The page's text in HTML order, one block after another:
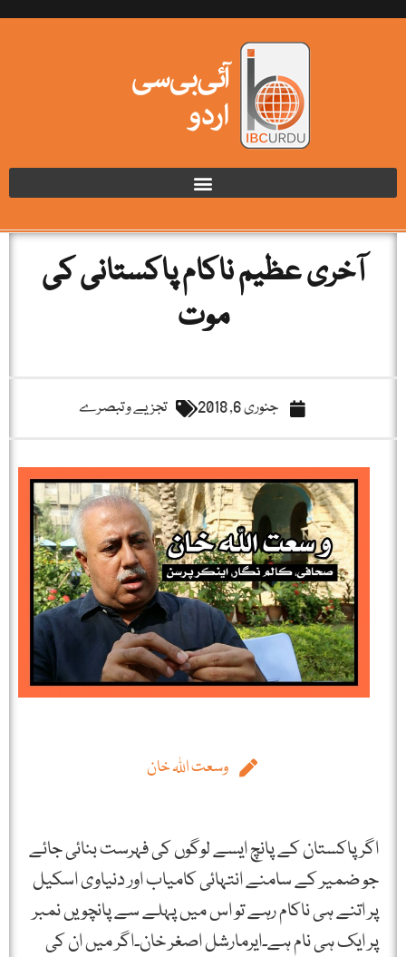
آخری عظیم ناکام پاکستانی کی
موت
جنوری 6, 2018 تجزیے و تبصرے
وسعت اللہ خان
اگر پاکستان کے پانچ ایسے لوگوں کی فہرست بنائی جائے
جو ضمیر کے سامنے انتہائی کامیاب اور دنیاوی اسکیل
پر اتنے ہی ناکام رہے تو اس میں پہلے سے پانچویں نمبر
پر ایک ہی نام ہے۔ایرمارشل اصغر خان۔اگر میں ان کی